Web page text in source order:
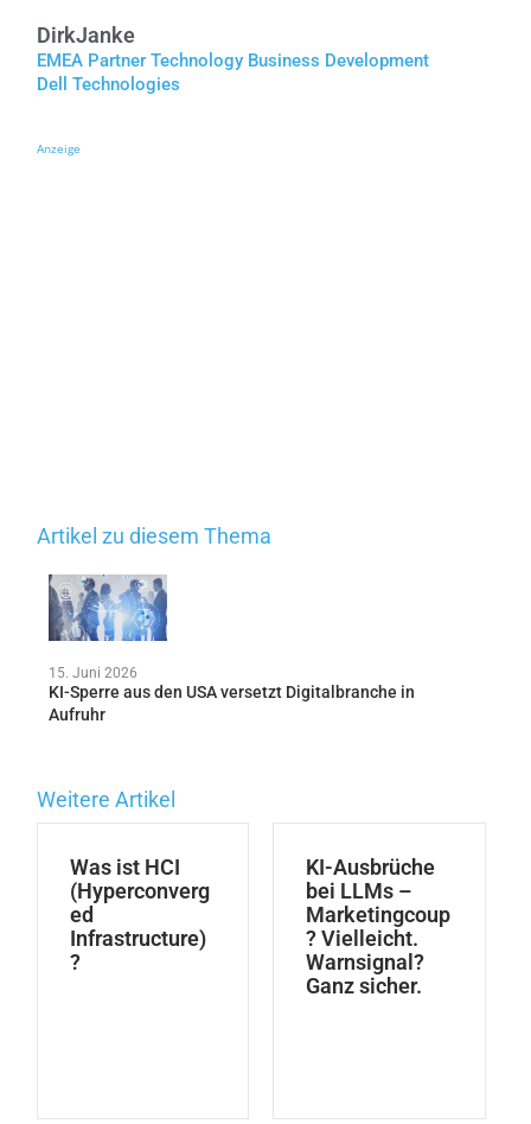
DirkJanke
EMEA Partner Technology Business Development
Dell Technologies
Anzeige
Artikel zu diesem Thema
15. Juni 2026
KI-Sperre aus den USA versetzt Digitalbranche in
Aufruhr
Weitere Artikel
Was ist HCI
(Hyperconverg
ed
Infrastructure)
?
KI-Ausbrüche
bei LLMs –
Marketingcoup
? Vielleicht.
Warnsignal?
Ganz sicher.